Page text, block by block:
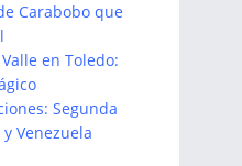
Carabobo que
en Toledo:
Segunda
Venezuela